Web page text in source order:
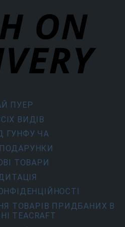
ПУЕР
ВИДІВ
ГУНФУ ЧА
ТОВАРИ
ТОВАРІВ ПРИДБАНИХ В
TEACRAFT